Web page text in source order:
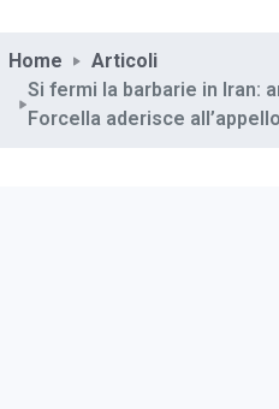
Home
Articoli
Si fermi la barbarie in Iran:
Forcella aderisce